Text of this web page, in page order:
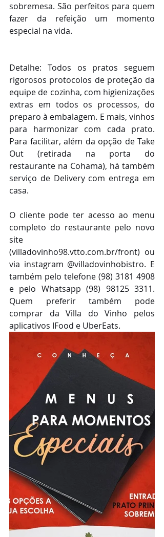
sobremesa. São perfeitos para quem
fazer da refeição um momento
especial na vida.
Detalhe: Todos os pratos seguem
rigorosos protocolos de proteção da
equipe de cozinha, com higienizações
extras em todos os processos, do
preparo à embalagem. E mais, vinhos
para harmonizar com cada prato.
Para facilitar, além da opção de Take
Out (retirada na porta do
restaurante na Cohama), há também
serviço de Delivery com entrega em
casa.
O cliente pode ter acesso ao menu
completo do restaurante pelo novo
site
(villadovinho98.vtto.com.br/front) ou
via instagram @villadovinhobistro. E
também pelo telefone (98) 3181 4908
e pelo Whatsapp (98) 98125 3311.
Quem preferir também pode
comprar da Villa do Vinho pelos
aplicativos IFood e UberEats.